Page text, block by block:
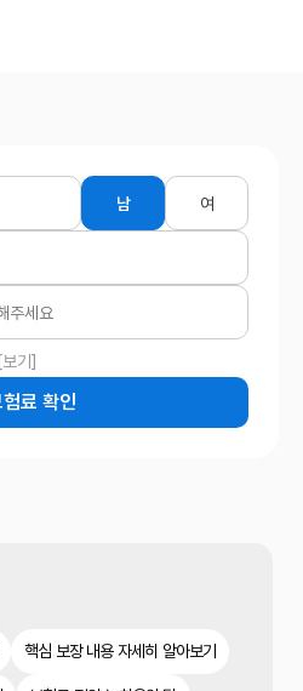
남 여
[보기]
료 확인
핵심 보장 내용 자세히 알아보기